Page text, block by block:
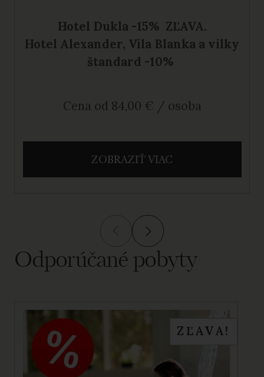
Hotel Dukla -15% ZĽAVA.
Hotel Alexander, Vila Blanka a vilky
štandard -10%
Cena od 84,00 € / osoba
ZOBRAZIŤ VIAC
Odporúčané pobyty
ZĽAVA!